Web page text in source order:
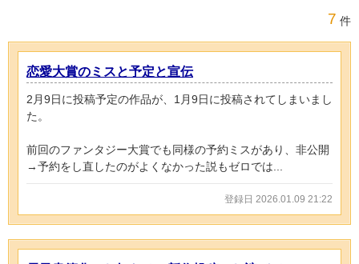
7 件
恋愛大賞のミスと予定と宣伝
2月9日に投稿予定の作品が、1月9日に投稿されてしまいまし
た。
前回のファンタジー大賞でも同様の予約ミスがあり、非公開
→予約をし直したのがよくなかった説もゼロでは...
登録日 2026.01.09 21:22